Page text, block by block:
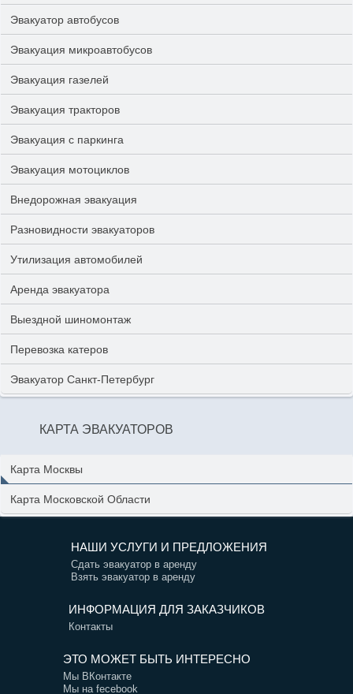
Эвакуатор автобусов
Эвакуация микроавтобусов
Эвакуация газелей
Эвакуация тракторов
Эвакуация с паркинга
Эвакуация мотоциклов
Внедорожная эвакуация
Разновидности эвакуаторов
Утилизация автомобилей
Аренда эвакуатора
Выездной шиномонтаж
Перевозка катеров
Эвакуатор Санкт-Петербург
КАРТА ЭВАКУАТОРОВ
Карта Москвы
Карта Московской Области
НАШИ УСЛУГИ И ПРЕДЛОЖЕНИЯ
Сдать эвакуатор в аренду
Взять эвакуатор в аренду
ИНФОРМАЦИЯ ДЛЯ ЗАКАЗЧИКОВ
Контакты
ЭТО МОЖЕТ БЫТЬ ИНТЕРЕСНО
Мы ВКонтакте
Мы на fecebook